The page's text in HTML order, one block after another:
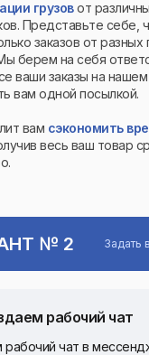
рабочий чат
чат в
грузовот
Представьте себе,
заказов от
берем на себя
ваши заказы на
вам одной посылкой.
вам сэкономить
весь ваш товар
Задать
№ 2